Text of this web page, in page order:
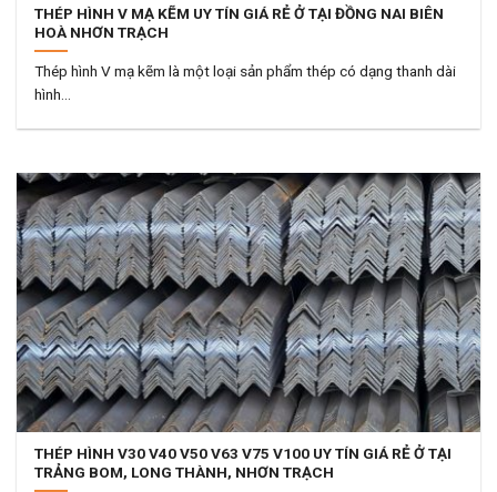
THÉP HÌNH V MẠ KẼM UY TÍN GIÁ RẺ Ở TẠI ĐỒNG NAI BIÊN
HOÀ NHƠN TRẠCH
Thép hình V mạ kẽm là một loại sản phẩm thép có dạng thanh dài
hình...
THÉP HÌNH V30 V40 V50 V63 V75 V100 UY TÍN GIÁ RẺ Ở TẠI
TRẢNG BOM, LONG THÀNH, NHƠN TRẠCH